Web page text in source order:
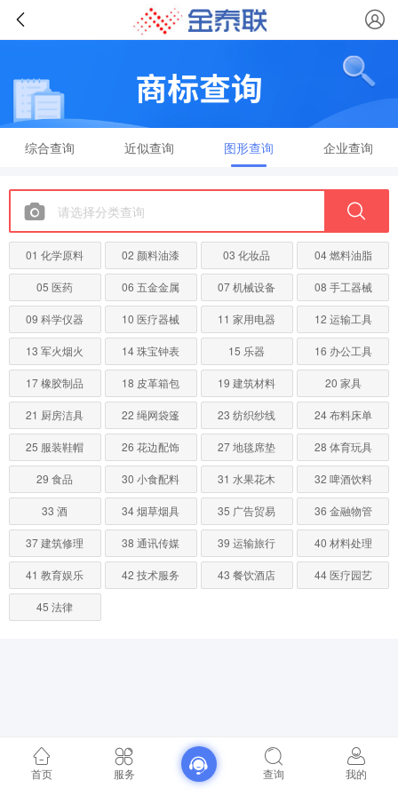
综合查询 近似查询 图形查询 企业查询
01 化学原料 02 颜料油漆 03 化妆品 04 燃料油脂
05 医药 06 五金金属 07 机械设备 08 手工器械
09 科学仪器 10 医疗器械 11 家用电器 12 运输工具
13 军火烟火 14 珠宝钟表 15 乐器 16 办公工具
17 橡胶制品 18 皮革箱包 19 建筑材料 20 家具
21 厨房洁具 22 绳网袋篷 23 纺织纱线 24 布料床单
25 服装鞋帽 26 花边配饰 27 地毯席垫 28 体育玩具
29 食品 30 小食配料 31 水果花木 32 啤酒饮料
33 酒 34 烟草烟具 35 广告贸易 36 金融物管
37 建筑修理 38 通讯传媒 39 运输旅行 40 材料处理
41 教育娱乐 42 技术服务 43 餐饮酒店 44 医疗园艺
45 法律
首页 服务 查询 我的